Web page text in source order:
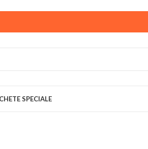
este inchis. Comenziile plasate
pentru intelegere!
SPECIALE